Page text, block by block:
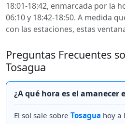
18:01-18:42, enmarcada por la
06:10 y 18:42-18:50. A medida
con las estaciones, estas
Preguntas Frecuentes
Tosagua
¿A qué hora es el amanecer
El sol sale sobre Tosagua hoy a